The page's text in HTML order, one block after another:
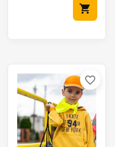
shopping_cart
favorite_border